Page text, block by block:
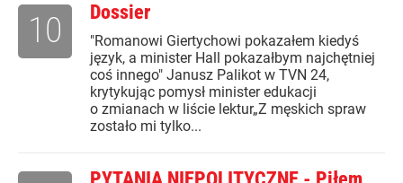
Dossier
"Romanowi Giertychowi pokazałem kiedyś
język, a minister Hall pokazałbym najchętniej
coś innego" Janusz Palikot w TVN 24,
krytykując pomysł minister edukacji
o zmianach w liście lektur„Z męskich spraw
zostało mi tylko...
10